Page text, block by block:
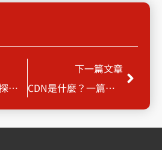
釋放企業潛力：探索 Gemini Enterprise (舊稱 Google Agentspace) 企業AI平臺
下一篇文章
CDN是什麼？一篇文章快速瞭解CDN用途、架構與優缺點介紹
下一